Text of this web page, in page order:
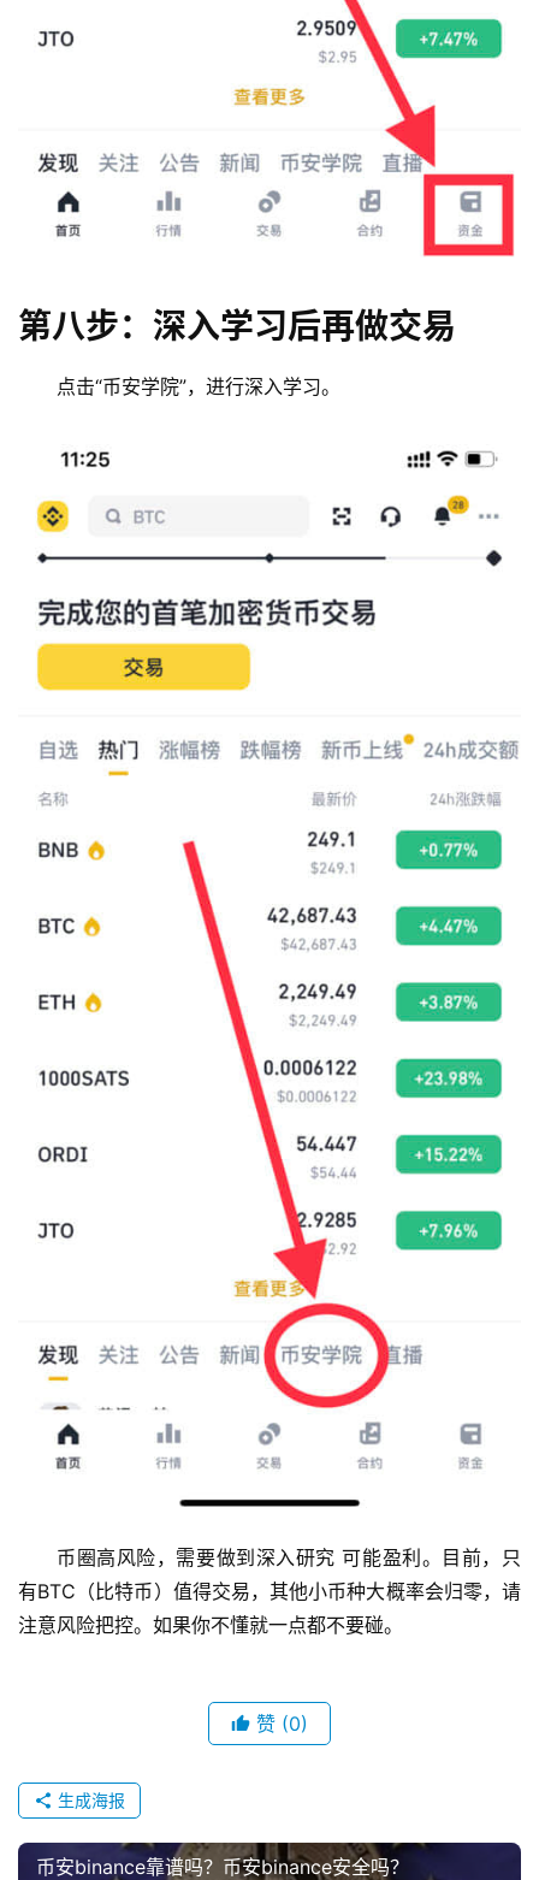
第八步：深入学习后再做交易
点击“币安学院”，进行深入学习。
币圈高风险，需要做到深入研究 可能盈利。目前，只
有BTC（比特币）值得交易，其他小币种大概率会归零，请
注意风险把控。如果你不懂就一点都不要碰。
赞 (0)
生成海报
币安binance靠谱吗？币安binance安全吗？